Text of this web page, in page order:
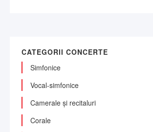
CATEGORII CONCERTE
Simfonice
Vocal-simfonice
Camerale și recitaluri
Corale